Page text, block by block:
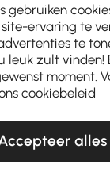
BEWERTUNGEN
gebruiken
ervaring te
te
leuk zult vinden!
moment.
cookiebeleid
alles